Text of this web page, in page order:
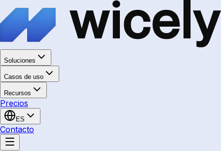
Soluciones
Casos de uso
Recursos
Precios
ES
Contacto